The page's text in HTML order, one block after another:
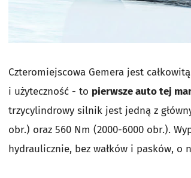
Czteromiejscowa Gemera jest
i użyteczność - to pierwsze auto tej
trzycylindrowy silnik jest jedną z
obr.) oraz 560 Nm (2000-6000 obr.).
hydraulicznie, bez wałków i pasków, o